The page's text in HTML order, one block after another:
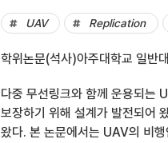
UAV Replication
학위논문(석사)아주대학교 일
다중 무선링크와 함께 운용되는
보장하기 위해 설계가 발전되어
왔다. 본 논문에서는 UAV의 비